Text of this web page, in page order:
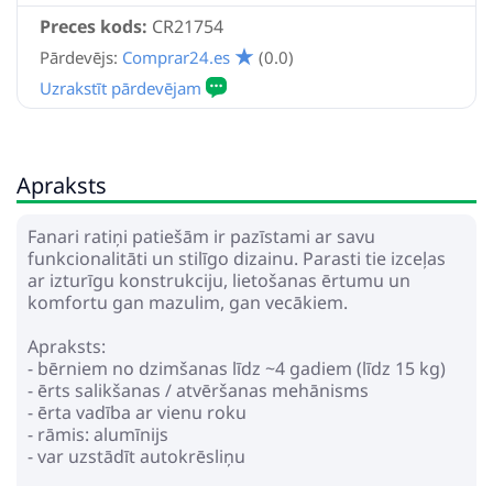
Preces kods: CR21754
Pārdevējs: Comprar24.es (0.0)
Apraksts
Fanari ratiņi patiešām ir pazīstami ar savu
funkcionalitāti un stilīgo dizainu. Parasti tie izceļas
ar izturīgu konstrukciju, lietošanas ērtumu un
komfortu gan mazulim, gan vecākiem.
Apraksts:
- bērniem no dzimšanas līdz ~4 gadiem (līdz 15 kg)
- ērts salikšanas / atvēršanas mehānisms
- ērta vadība ar vienu roku
- rāmis: alumīnijs
- var uzstādīt autokrēsliņu